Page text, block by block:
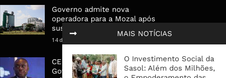
MAIS NOTÍCIAS
O Investimento Social da
Sasol: Além dos Milhões,
Governo admite nova
operadora para a Mozal após
suspensão das operações
14 de Março, 2026
CEO do Standard Bank pede ao
Governo que “saia do caminho”